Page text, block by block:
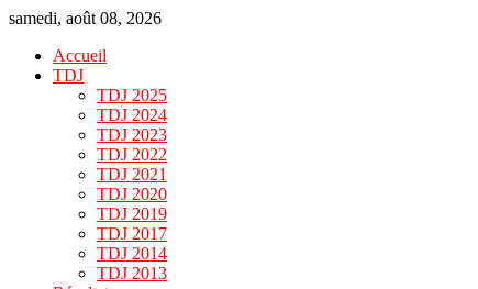
samedi, août 08, 2026
Accueil
TDJ
TDJ 2025
TDJ 2024
TDJ 2023
TDJ 2022
TDJ 2021
TDJ 2020
TDJ 2019
TDJ 2017
TDJ 2014
TDJ 2013